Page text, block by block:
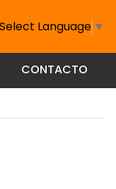
Select Language ▼
CONTACTO